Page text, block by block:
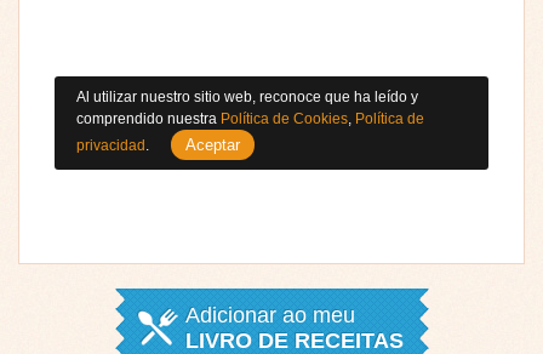
Adicionar ao meu
LIVRO DE RECEITAS
Al utilizar nuestro sitio web, reconoce que ha leído y
comprendido nuestra Política de Cookies, Política de
privacidad . Aceptar